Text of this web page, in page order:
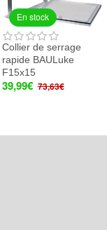
En stock
Collier de serrage
rapide BAULuke
F15x15
39,99€ 73,63€